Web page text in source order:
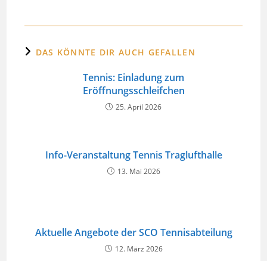
DAS KÖNNTE DIR AUCH GEFALLEN
Tennis: Einladung zum
Eröffnungsschleifchen
25. April 2026
Info-Veranstaltung Tennis Traglufthalle
13. Mai 2026
Aktuelle Angebote der SCO Tennisabteilung
12. März 2026